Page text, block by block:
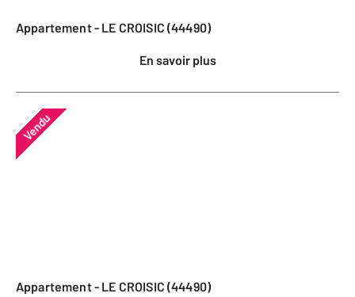
Appartement - LE CROISIC (44490)
En savoir plus
Vendu
Appartement - LE CROISIC (44490)